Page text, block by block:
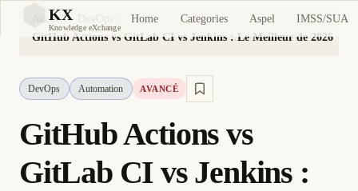
KX
Knowledge eXchange
Home Categories Aspel IMSS/SUA
Accueil
GitHub Actions vs GitLab CI vs Jenkins : Le Meilleur de 2026
DevOps Automation AVANCÉ
GitHub Actions vs
GitLab CI vs Jenkins :